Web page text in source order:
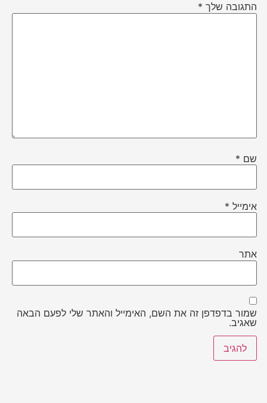
התגובה שלך *
שם *
אימייל *
אתר
שמור בדפדפן זה את השם, האימייל והאתר שלי לפעם הבאה
שאגיב.